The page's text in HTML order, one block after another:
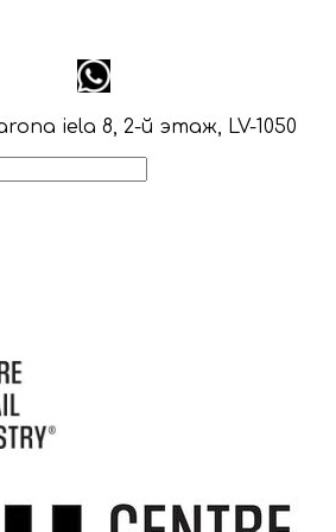
iela 8, 2-й этаж, LV-1050